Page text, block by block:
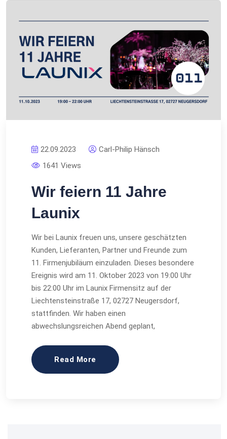
22.09.2023
Carl-Philip Hänsch
1641 Views
Wir feiern 11 Jahre
Launix
Wir bei Launix freuen uns, unsere geschätzten
Kunden, Lieferanten, Partner und Freunde zum
11. Firmenjubiläum einzuladen. Dieses besondere
Ereignis wird am 11. Oktober 2023 von 19:00 Uhr
bis 22:00 Uhr im Launix Firmensitz auf der
Liechtensteinstraße 17, 02727 Neugersdorf,
stattfinden. Wir haben einen
abwechslungsreichen Abend geplant,
Read More